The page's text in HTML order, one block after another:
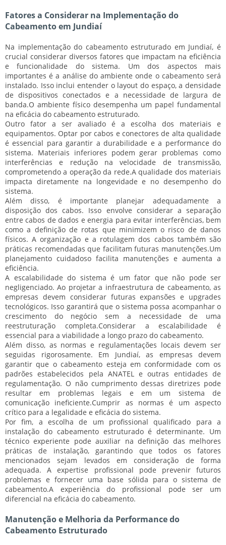
Fatores a Considerar na Implementação do
Cabeamento em Jundiaí
Na implementação do cabeamento estruturado em Jundiaí, é
crucial considerar diversos fatores que impactam na eficiência
e funcionalidade do sistema. Um dos aspectos mais
importantes é a análise do ambiente onde o cabeamento será
instalado. Isso inclui entender o layout do espaço, a densidade
de dispositivos conectados e a necessidade de largura de
banda.O ambiente físico desempenha um papel fundamental
na eficácia do cabeamento estruturado.
Outro fator a ser avaliado é a escolha dos materiais e
equipamentos. Optar por cabos e conectores de alta qualidade
é essencial para garantir a durabilidade e a performance do
sistema. Materiais inferiores podem gerar problemas como
interferências e redução na velocidade de transmissão,
comprometendo a operação da rede.A qualidade dos materiais
impacta diretamente na longevidade e no desempenho do
sistema.
Além disso, é importante planejar adequadamente a
disposição dos cabos. Isso envolve considerar a separação
entre cabos de dados e energia para evitar interferências, bem
como a definição de rotas que minimizem o risco de danos
físicos. A organização e a rotulagem dos cabos também são
práticas recomendadas que facilitam futuras manutenções.Um
planejamento cuidadoso facilita manutenções e aumenta a
eficiência.
A escalabilidade do sistema é um fator que não pode ser
negligenciado. Ao projetar a infraestrutura de cabeamento, as
empresas devem considerar futuras expansões e upgrades
tecnológicos. Isso garantirá que o sistema possa acompanhar o
crescimento do negócio sem a necessidade de uma
reestruturação completa.Considerar a escalabilidade é
essencial para a viabilidade a longo prazo do cabeamento.
Além disso, as normas e regulamentações locais devem ser
seguidas rigorosamente. Em Jundiaí, as empresas devem
garantir que o cabeamento esteja em conformidade com os
padrões estabelecidos pela ANATEL e outras entidades de
regulamentação. O não cumprimento dessas diretrizes pode
resultar em problemas legais e em um sistema de
comunicação ineficiente.Cumprir as normas é um aspecto
crítico para a legalidade e eficácia do sistema.
Por fim, a escolha de um profissional qualificado para a
instalação do cabeamento estruturado é determinante. Um
técnico experiente pode auxiliar na definição das melhores
práticas de instalação, garantindo que todos os fatores
mencionados sejam levados em consideração de forma
adequada. A expertise profissional pode prevenir futuros
problemas e fornecer uma base sólida para o sistema de
cabeamento.A experiência do profissional pode ser um
diferencial na eficácia do cabeamento.
Manutenção e Melhoria da Performance do
Cabeamento Estruturado